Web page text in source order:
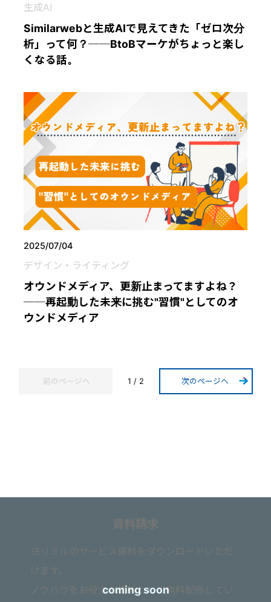
生成AI
Similarwebと生成AIで見えてきた「ゼロ次分
析」って何？──BtoBマーケがちょっと楽し
くなる話。
2025/07/04
デザイン・ライティング
オウンドメディア、更新止まってますよね？
──再起動した未来に挑む"習慣"としてのオ
ウンドメディア
前のページへ 1 / 2 次のページへ
資料請求
ヨリミルのサービス資料をダウンロードいただ
けます。
ノウハウをお役立ち資料として無料配布してい